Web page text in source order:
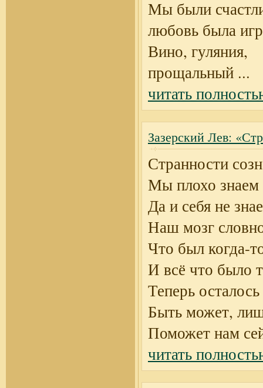
Мы были
любовь была
Вино, гуляния,
прощальный ...
читать
Зазерский Лев:
Странности
Мы плохо
Да и себя не
Наш мозг
Что был когда-
И всё что было
Теперь
Быть может,
Поможет нам
читать